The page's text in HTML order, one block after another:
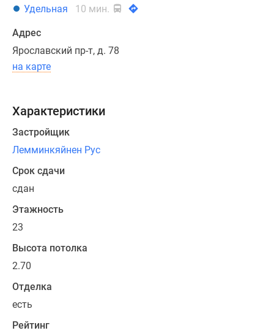
фасадное
облицовку
цоколя
декоративным
плиткой
и
окраску
морозостойкой
штукатуркой.
Высота
составляет
23
этажа.
сдан
в
эксплуатацию.
Жилой
Удельная
10 мин.
Адрес
Ярославский пр-т, д. 78
на карте
Характеристики
Застройщик
Лемминкяйнен Рус
Срок сдачи
сдан
Этажность
23
Высота потолка
2.70
Отделка
есть
Рейтинг